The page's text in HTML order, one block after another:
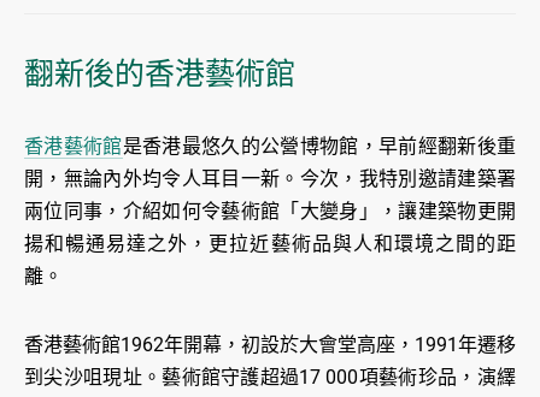
翻新後的香港藝術館
香港藝術館是香港最悠久的公營博物館，早前經翻新後重
開，無論內外均令人耳目一新。今次，我特別邀請建築署
兩位同事，介紹如何令藝術館「大變身」，讓建築物更開
揚和暢通易達之外，更拉近藝術品與人和環境之間的距
離。
香港藝術館1962年開幕，初設於大會堂高座，1991年遷移
到尖沙咀現址。藝術館守護超過17 000項藝術珍品，演繹